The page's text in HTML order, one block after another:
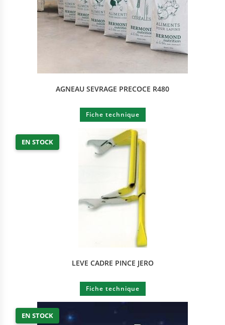
AGNEAU SEVRAGE PRECOCE R480
Fiche technique
EN STOCK
LEVE CADRE PINCE JERO
Fiche technique
EN STOCK